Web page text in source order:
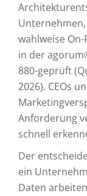
wahlweise
in der
880-geprüft
2026). CEOs
Anforderung
schnell
Der
ein
Daten